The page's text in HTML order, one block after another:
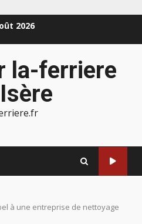
2026
la-ferriere
à une entreprise de nettoyage